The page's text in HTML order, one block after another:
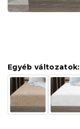
Egyéb változatok: